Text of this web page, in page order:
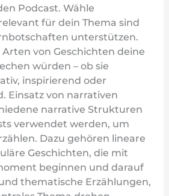
Podcast. Wähle
für dein Thema sind
unterstützen.
von Geschichten deine
würden – ob sie
inspirierend oder
Einsatz von narrativen
narrative Strukturen
verwendet werden, um
Dazu gehören lineare
Geschichten, die mit
beginnen und darauf
thematische Erzählungen,